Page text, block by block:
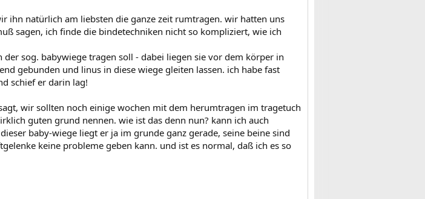
ihn natürlich am liebsten die ganze zeit rumtragen. wir hatten uns
sagen, ich finde die bindetechniken nicht so kompliziert, wie ich
der sog. babywiege tragen soll - dabei liegen sie vor dem körper in
gebunden und linus in diese wiege gleiten lassen. ich habe fast
schief er darin lag!
wir sollten noch einige wochen mit dem herumtragen im tragetuch
guten grund nennen. wie ist das denn nun? kann ich auch
baby-wiege liegt er ja im grunde ganz gerade, seine beine sind
keine probleme geben kann. und ist es normal, daß ich es so